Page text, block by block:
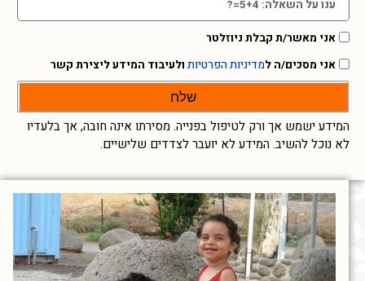
אני מאשר/ת קבלת ניוזלטר
אני מסכים/ה למדיניות הפרטיות ולעיבוד המידע ליצירת קשר
שלח
המידע ישמש אך ורק לטיפול בפנייה. מסירתו אינה חובה, אך בלעדיו
לא נוכל להשיב. המידע לא יועבר לצדדים שלישיים.